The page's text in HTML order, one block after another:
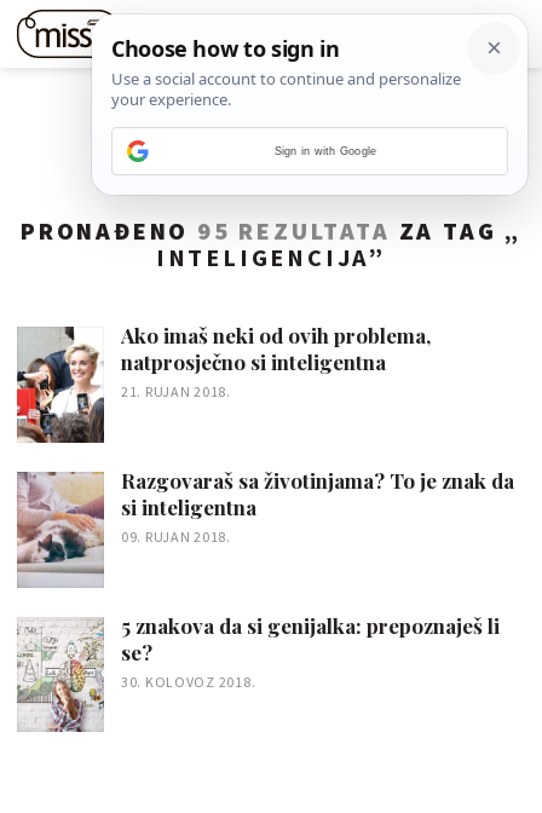
PRONAĐENO 95 REZULTATA ZA TAG „
INTELIGENCIJA”
Ako imaš neki od ovih problema,
natprosječno si inteligentna
21. RUJAN 2018.
Razgovaraš sa životinjama? To je znak da
si inteligentna
09. RUJAN 2018.
5 znakova da si genijalka: prepoznaješ li
se?
30. KOLOVOZ 2018.
Sign in with Google